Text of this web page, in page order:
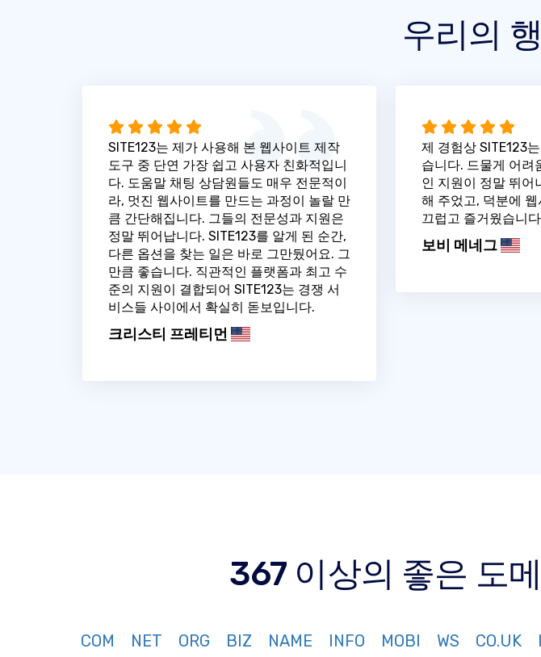
우리의
SITE123는 제가 사용해 본 웹사이트 제작
도구 중 단연 가장 쉽고 사용자 친화적입니
다. 도움말 채팅 상담원들도 매우 전문적이
라, 멋진 웹사이트를 만드는 과정이 놀랄 만
큼 간단해집니다. 그들의 전문성과 지원은
정말 뛰어납니다. SITE123를 알게 된 순간,
다른 옵션을 찾는 일은 바로 그만뒀어요. 그
만큼 좋습니다. 직관적인 플랫폼과 최고 수
준의 지원이 결합되어 SITE123는 경쟁 서
비스들 사이에서 확실히 돋보입니다.
크리스티 프레티먼
제 경험상 SITE123
습니다. 드물게 어려
인 지원이 정말 뛰어
해 주었고, 덕분에
끄럽고 즐거웠습니
보비 메네그
367 이상의 좋은 도
COM NET ORG BIZ NAME INFO MOBI WS CO.UK